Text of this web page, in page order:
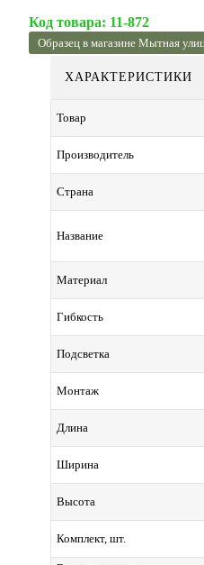
Код товара: 11-872
Образец в магазине Мытная
ХАРАКТЕРИСТИКИ
Товар
Производитель
Страна
Название
Материал
Гибкость
Подсветка
Монтаж
Длина
Ширина
Высота
Комплект, шт.